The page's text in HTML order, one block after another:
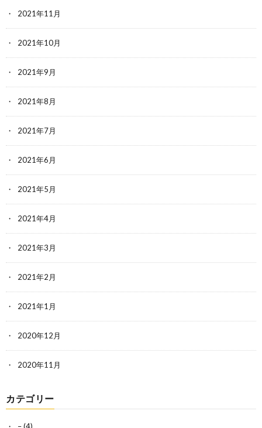
2021年11月
2021年10月
2021年9月
2021年8月
2021年7月
2021年6月
2021年5月
2021年4月
2021年3月
2021年2月
2021年1月
2020年12月
2020年11月
カテゴリー